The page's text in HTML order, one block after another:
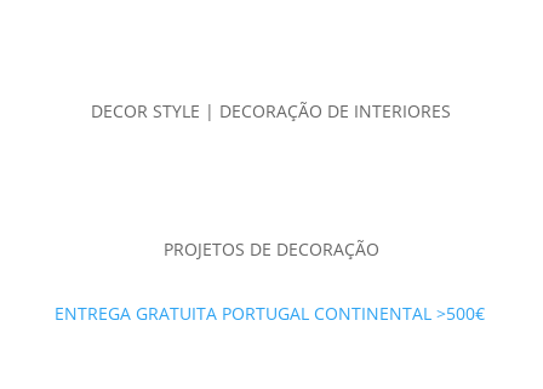
DECOR STYLE | DECORAÇÃO DE INTERIORES
PROJETOS DE DECORAÇÃO
ENTREGA GRATUITA PORTUGAL CONTINENTAL >500€